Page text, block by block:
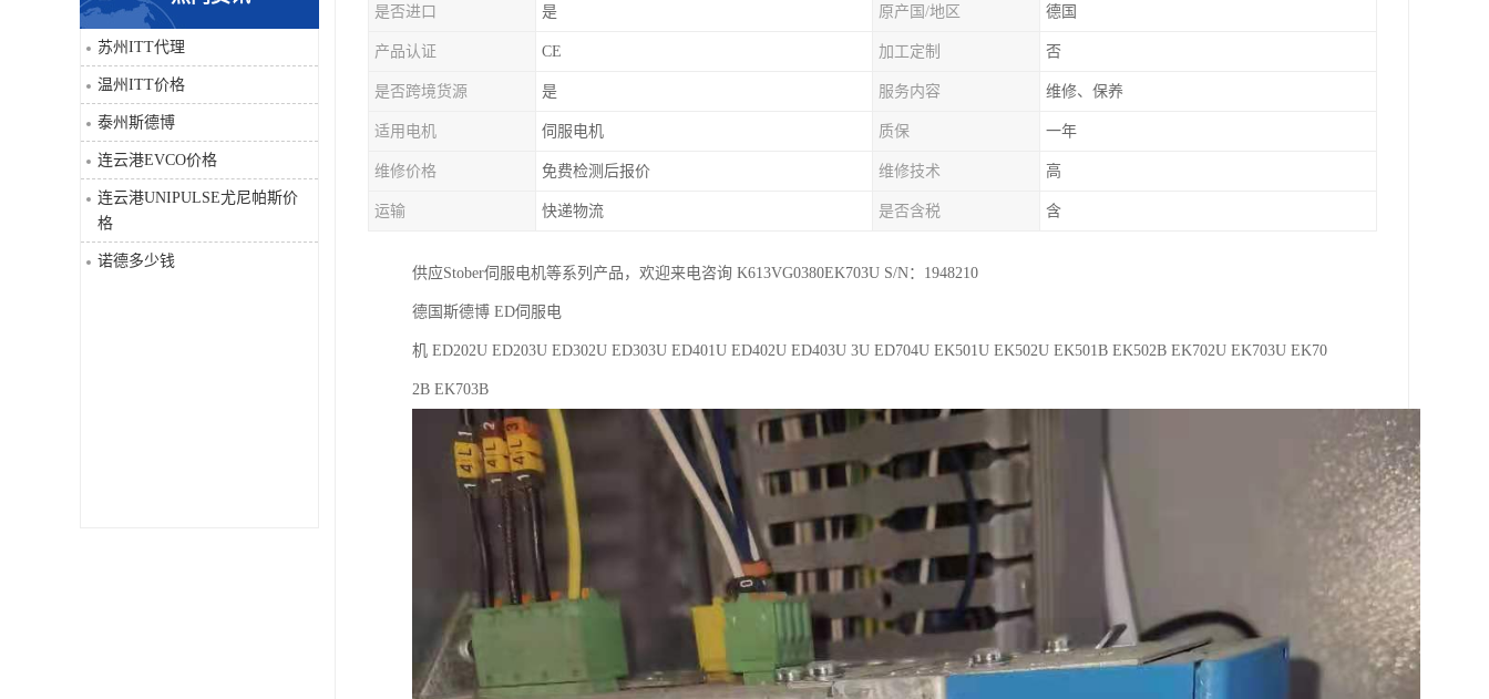
科比
三菱
DRPAG
苏州ITT代理
温州ITT价格
泰州斯德博
连云港EVCO价格
连云港UNIPULSE尤尼帕斯价
格
诺德多少钱
是否进口 是 原产国/地区 德国
产品认证 CE 加工定制 否
是否跨境货源 是 服务内容 维修、保养
适用电机 伺服电机 质保 一年
维修价格 免费检测后报价 维修技术 高
运输 快递物流 是否含税 含
供应Stober伺服电机等系列产品，欢迎来电咨询 K613VG0380EK703U S/N：1948210
德国斯德博 ED伺服电
机 ED202U ED203U ED302U ED303U ED401U ED402U ED403U 3U ED704U EK501U EK502U EK501B EK502B EK702U EK703U EK70
2B EK703B